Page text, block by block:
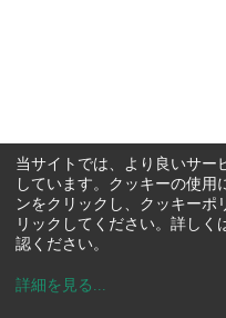
当サイトでは、より良いサー
しています。クッキーの使用
ンをクリックし、クッキーポ
リックしてください。詳しく
認ください。
詳細を見る ...